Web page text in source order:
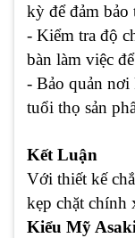
kỳ để đảm bảo
- Kiểm tra độ
bàn làm việc
- Bảo quản nơi
tuổi thọ sản
Kết Luận
Với thiết kế
kẹp chặt chính
Kiểu Mỹ Asaki